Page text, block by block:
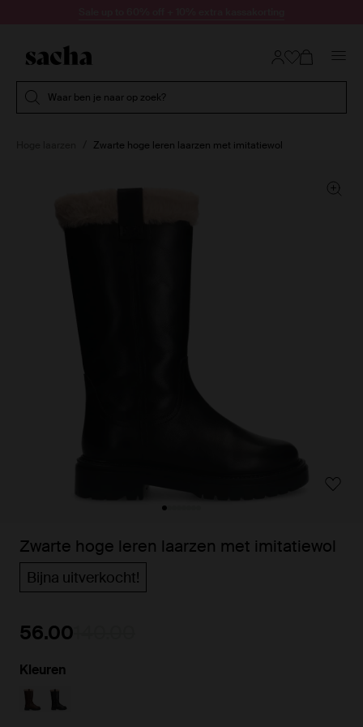
Waar ben je naar op zoek?
Zwarte hoge leren laarzen met imitatiewol
Zwarte hoge leren laarzen met imitatiewol
Bijna uitverkocht!
56.00
Kleuren